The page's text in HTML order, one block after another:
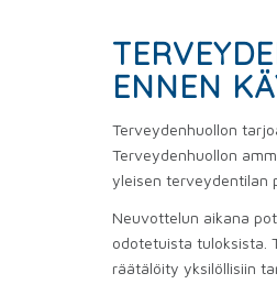
ENNEN
Terveydenhuollon
Terveydenhuollon
yleisen terveydentilan
Neuvottelun aikana
odotetuista tuloksista.
räätälöity yksilöllisiin